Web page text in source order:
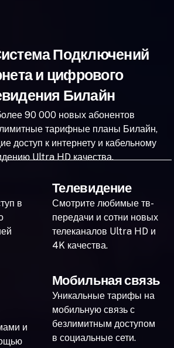
Подключений
и цифрового
Билайн
90 000 новых абонентов
тарифные планы Билайн,
доступ к интернету и кабельному
Ultra HD качества.
в
Телевидение
Смотрите любимые тв-
передачи и сотни новых
телеканалов Ultra HD и
4K качества.
и
Мобильная связь
Уникальные тарифы на
мобильную связь с
безлимитным доступом
в социальные сети.